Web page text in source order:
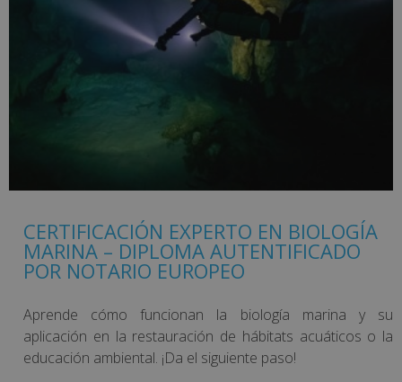
CERTIFICACIÓN EXPERTO EN BIOLOGÍA
MARINA – DIPLOMA AUTENTIFICADO
POR NOTARIO EUROPEO
Aprende cómo funcionan la biología marina y su
aplicación en la restauración de hábitats acuáticos o la
educación ambiental. ¡Da el siguiente paso!